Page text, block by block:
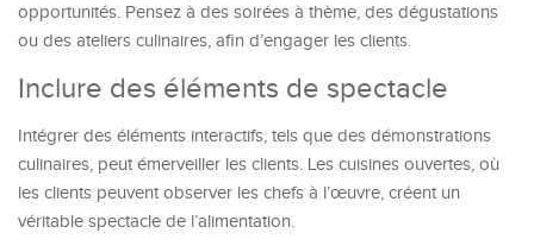
opportunités. Pensez à des soirées à thème, des dégustations
ou des ateliers culinaires, afin d’engager les clients.
Inclure des éléments de spectacle
Intégrer des éléments interactifs, tels que des démonstrations
culinaires, peut émerveiller les clients. Les cuisines ouvertes, où
les clients peuvent observer les chefs à l’œuvre, créent un
véritable spectacle de l’alimentation.